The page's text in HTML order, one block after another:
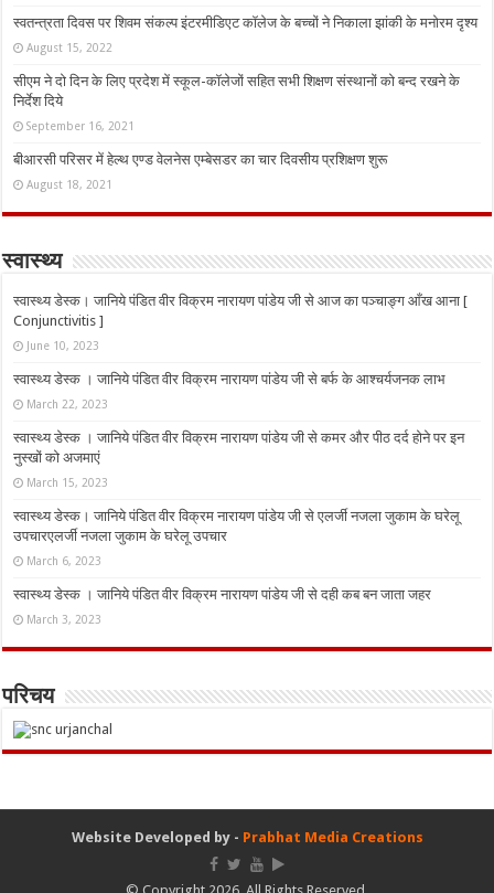
स्वतन्त्रता दिवस पर शिवम संकल्प इंटरमीडिएट कॉलेज के बच्चों ने निकाला झांकी के मनोरम दृश्य
August 15, 2022
सीएम ने दो दिन के लिए प्रदेश में स्कूल-कॉलेजों सहित सभी शिक्षण संस्थानों को बन्द रखने के
निर्देश दिये
September 16, 2021
बीआरसी परिसर में हेल्थ एण्ड वेलनेस एम्बेसडर का चार दिवसीय प्रशिक्षण शुरू
August 18, 2021
स्वास्थ्य
स्वास्थ्य डेस्क। जानिये पंडित वीर विक्रम नारायण पांडेय जी से आज का पञ्चाङ्ग आँख आना [
Conjunctivitis ]
June 10, 2023
स्वास्थ्य डेस्क । जानिये पंडित वीर विक्रम नारायण पांडेय जी से बर्फ के आश्चर्यजनक लाभ
March 22, 2023
स्वास्थ्य डेस्क । जानिये पंडित वीर विक्रम नारायण पांडेय जी से कमर और पीठ दर्द होने पर इन
नुस्‍खों को अजमाएं
March 15, 2023
स्वास्थ्य डेस्क। जानिये पंडित वीर विक्रम नारायण पांडेय जी से एलर्जी नजला जुकाम के घरेलू
उपचारएलर्जी नजला जुकाम के घरेलू उपचार
March 6, 2023
स्वास्थ्य डेस्क । जानिये पंडित वीर विक्रम नारायण पांडेय जी से दही कब बन जाता जहर
March 3, 2023
परिचय
Website Developed by - Prabhat Media Creations